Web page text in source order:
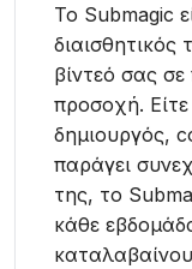
Το Submagic
βίντεό σας
προσοχή.
δημιουργός,
παράγει
της, το
κάθε